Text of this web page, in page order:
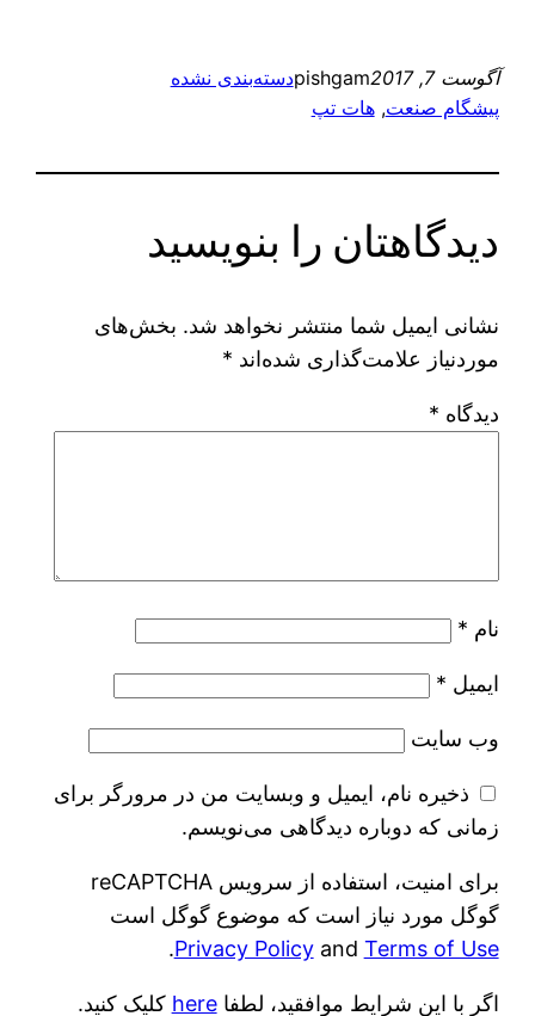
آگوست 7, 2017 pishgamدسته‌بندی نشده
پیشگام صنعت, هات تپ
دیدگاهتان را بنویسید
نشانی ایمیل شما منتشر نخواهد شد. بخش‌های
موردنیاز علامت‌گذاری شده‌اند *
دیدگاه *
نام *
ایمیل *
وب‌ سایت
ذخیره نام، ایمیل و وبسایت من در مرورگر برای
زمانی که دوباره دیدگاهی می‌نویسم.
برای امنیت، استفاده از سرویس reCAPTCHA
گوگل مورد نیاز است که موضوع گوگل است
Privacy Policyand Terms of Use
.
اگر با این شرایط موافقید، لطفاhere کلیک کنید.